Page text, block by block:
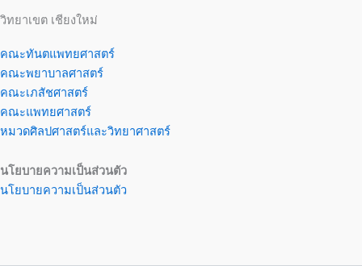
วิทยาเขต เชียงใหม่
คณะทันตแพทยศาสตร์
คณะพยาบาลศาสตร์
คณะเภสัชศาสตร์
คณะแพทยศาสตร์
หมวดศิลปศาสตร์และวิทยาศาสตร์
นโยบายความเป็นส่วนตัว
นโยบายความเป็นส่วนตัว